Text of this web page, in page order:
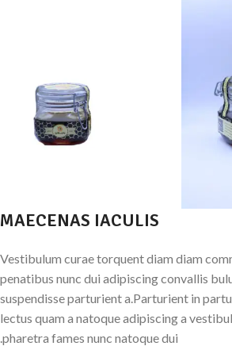
MAECENAS IACULIS
Vestibulum curae torquent diam diam
penatibus nunc dui adipiscing convallis
suspendisse parturient a.Parturient in
lectus quam a natoque adipiscing a
pharetra fames nunc natoque dui.